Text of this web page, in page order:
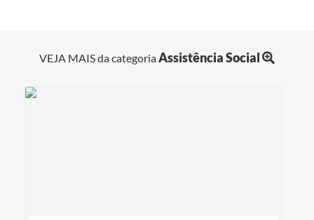
VEJA MAIS da categoriaAssistência Social